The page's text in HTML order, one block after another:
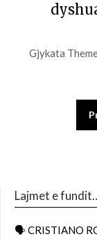
Gjykata
Lajmet e
🗣 CRISTIANO